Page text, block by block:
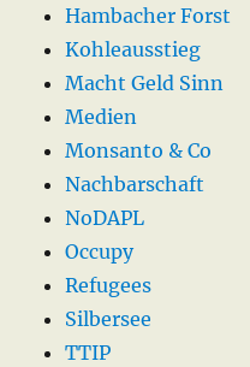
Hambacher Forst
Kohleausstieg
Macht Geld Sinn
Medien
Monsanto & Co
Nachbarschaft
NoDAPL
Occupy
Refugees
Silbersee
TTIP